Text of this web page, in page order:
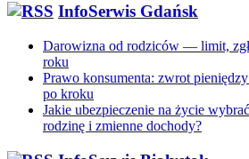
InfoSerwis Gdańsk
Darowizna od rodziców — limit,
roku
Prawo konsumenta: zwrot
po kroku
Jakie ubezpieczenie na życie
rodzinę i zmienne dochody?